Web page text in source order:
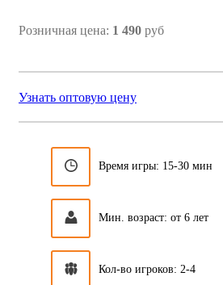
Розничная цена: 1 490 руб
Узнать оптовую цену
Время игры: 15-30 мин
Мин. возраст: от 6 лет
Кол-во игроков: 2-4